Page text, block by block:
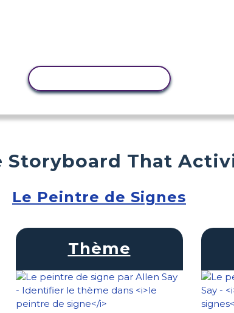
Storyboard That
Le Peintre de Signes
Thème